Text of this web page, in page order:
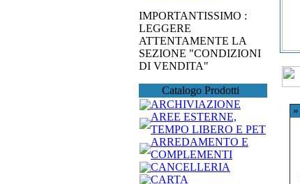
IMPORTANTISSIMO :
LEGGERE
ATTENTAMENTE LA
SEZIONE "CONDIZIONI
DI VENDITA"
Catalogo Prodotti
ARCHIVIAZIONE
AREE ESTERNE,
TEMPO LIBERO E PET
ARREDAMENTO E
COMPLEMENTI
CANCELLERIA
CARTA
»